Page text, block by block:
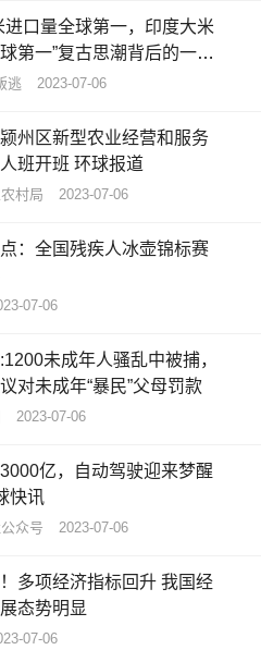
进口量全球第一，印度大米
第一”复古思潮背后的一些
逃 2023-07-06
颍州区新型农业经营和服务
班开班 环球报道
村局 2023-07-06
：全国残疾人冰壶锦标赛
07-06
未成年人骚乱中被捕，
对未成年“暴民”父母罚款
2023-07-06
亿，自动驾驶迎来梦醒
快讯
众号 2023-07-06
多项经济指标回升 我国经
态势明显
07-06